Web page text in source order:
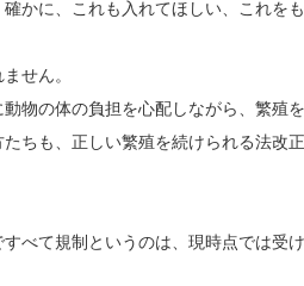
かに、こ れも入れてほしい、これを
せん。
動物の体の負担を心配しながら、繁殖
ちも、正しい繁殖を続けられる法改正
べて規制 というのは、現時点では受